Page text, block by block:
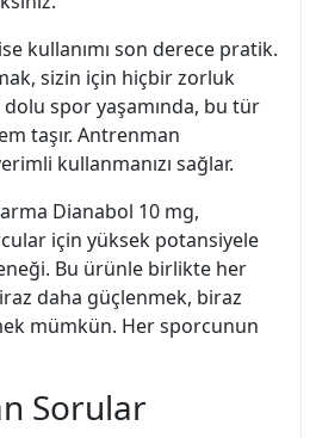
kullanımı son derece pratik.
sizin için hiçbir zorluk
spor yaşamında, bu tür
taşır. Antrenman
kullanmanızı sağlar.
Dianabol 10 mg,
için yüksek potansiyele
Bu ürünle birlikte her
daha güçlenmek, biraz
mümkün. Her sporcunun
Sorular